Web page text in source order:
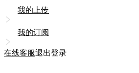
我的上传
我的订阅
在线客服退出登录